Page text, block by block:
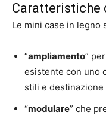
Caratteristiche
Le mini case in legno
“ampliamento”
esistente con uno
stili e
“modulare” che